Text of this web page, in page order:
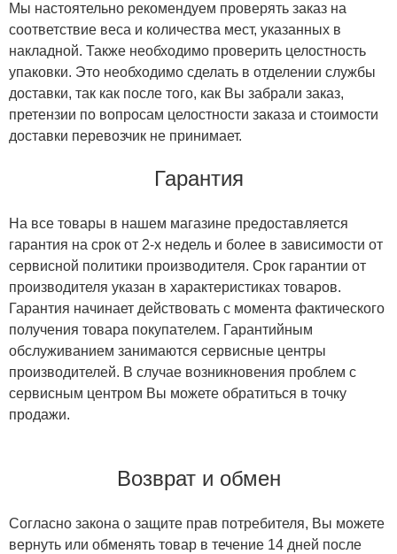
Мы настоятельно рекомендуем проверять заказ на
соответствие веса и количества мест, указанных в
накладной. Также необходимо проверить целостность
упаковки. Это необходимо сделать в отделении службы
доставки, так как после того, как Вы забрали заказ,
претензии по вопросам целостности заказа и стоимости
доставки перевозчик не принимает.
Гарантия
На все товары в нашем магазине предоставляется
гарантия на срок от 2-х недель и более в зависимости от
сервисной политики производителя. Срок гарантии от
производителя указан в характеристиках товаров.
Гарантия начинает действовать с момента фактического
получения товара покупателем. Гарантийным
обслуживанием занимаются сервисные центры
производителей. В случае возникновения проблем с
сервисным центром Вы можете обратиться в точку
продажи.
Возврат и обмен
Согласно закона о защите прав потребителя, Вы можете
вернуть или обменять товар в течение 14 дней после